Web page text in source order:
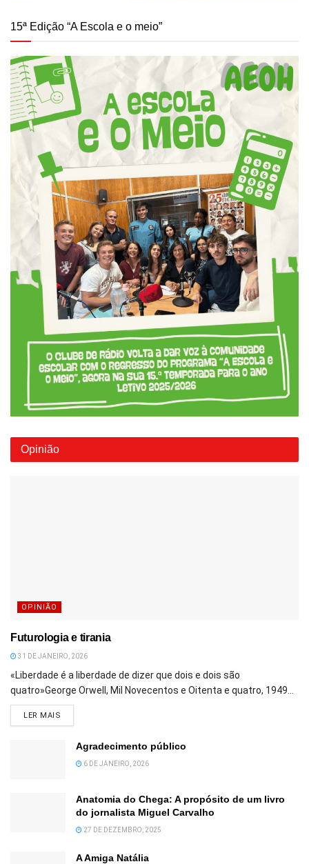
15ª Edição “A Escola e o meio”
Opinião
OPINIÃO
Futurologia e tirania
31 DE JANEIRO, 2026
«Liberdade é a liberdade de dizer que dois e dois são
quatro»George Orwell, Mil Novecentos e Oitenta e quatro, 1949...
LER MAIS
Agradecimento público
6 DE JANEIRO, 2026
Anatomia do Chega: A propósito de um livro
do jornalista Miguel Carvalho
27 DE DEZEMBRO, 2025
A Amiga Natália